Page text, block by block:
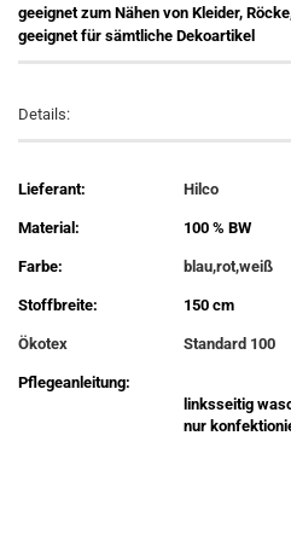
geeignet zum Nähen von Kleider,
geeignet für sämtliche Dekoartikel
Details:
Lieferant: Hilco
Material: 100 % BW
Farbe: blau,rot,weiß
Stoffbreite: 150 cm
Ökotex Standard 100
Pflegeanleitung:
linksseitig
nur